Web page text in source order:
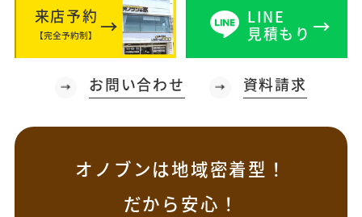
来店予約
【完全予約制】
LINE
見積もり
お問い合わせ 資料請求
オノブンは地域密着型！
だから安心！